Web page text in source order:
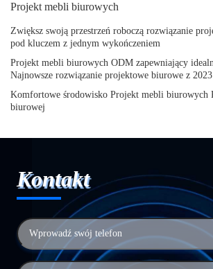
Projekt mebli biurowych
Zwiększ swoją przestrzeń roboczą rozwiązanie
pod kluczem z jednym wykończeniem
Projekt mebli biurowych ODM zapewniający
Najnowsze rozwiązanie projektowe biurowe z
Komfortowe środowisko Projekt mebli biurowych
biurowej
Kontakt